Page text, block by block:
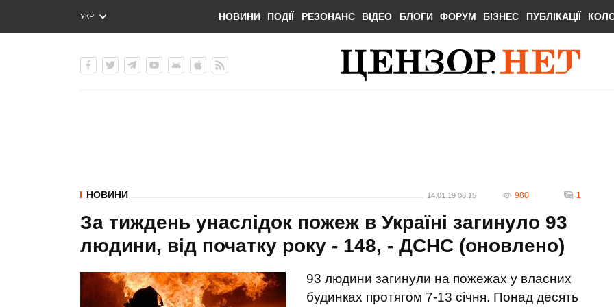
УКР
ENG
НОВИНИ ПОДІЇ РЕЗОНАНС ВІДЕО БЛОГИ ФОРУМ БІЗНЕС ПУБЛІКАЦІЇ
НОВИНИ 14.01.19 08:15 980 1
За тиждень унаслідок пожеж в Україні загинуло 93
людини, від початку року - 148, - ДСНС (оновлено)
93 людини загинули на пожежах у власних
будинках протягом 7-13 січня. Понад десять